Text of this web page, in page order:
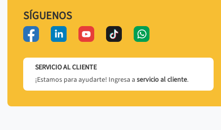
SÍGUENOS
SERVICIO AL CLIENTE
¡Estamos para ayudarte! Ingresa a servicio al cliente.